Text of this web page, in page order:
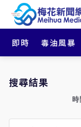
即時 毒油風暴
搜尋結果
時